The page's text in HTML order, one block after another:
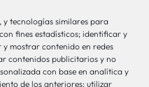
y tecnologías similares para
fines estadísticos; identificar y
y mostrar contenido en redes
contenidos publicitarios y no
con base en analítica y
de los anteriores; utilizar